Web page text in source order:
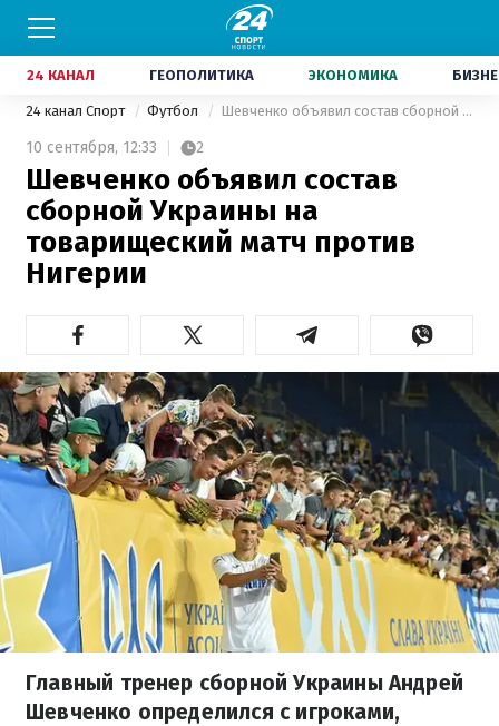
24 КАНАЛ ГЕОПОЛИТИКА ЭКОНОМИКА
24 канал Спорт Футбол Шевченко объявил состав сборной Украины на товарищеский матч против Нигерии
10 сентября, 12:33 2
Шевченко объявил состав
сборной Украины на
товарищеский матч против
Нигерии
Главный тренер сборной Украины Андрей
Шевченко определился с игроками,